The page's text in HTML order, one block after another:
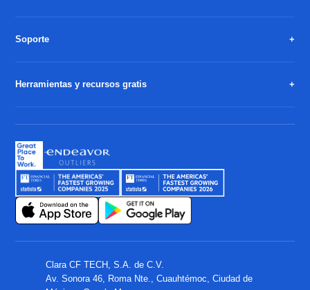
Soporte
Herramientas y recursos gratis
Clara CF TECH, S.A. de C.V.
Av. Sonora 46, Roma Nte., Cuauhtémoc, Ciudad de